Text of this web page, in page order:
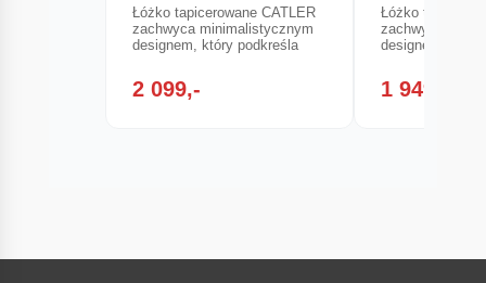
Łóżko tapicerowane CATLER
zachwyca minimalistycznym
designem, który podkreśla
2 099,-
Łóżko
zachwyca
designem, który
1 949,-